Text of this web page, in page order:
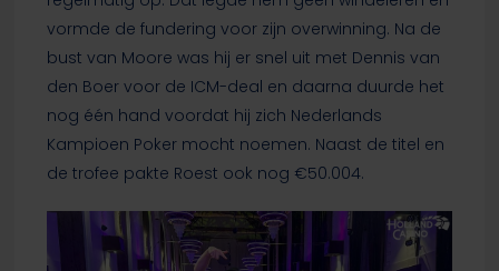
vormde de fundering voor zijn overwinning. Na de
bust van Moore was hij er snel uit met Dennis van
den Boer voor de ICM-deal en daarna duurde het
nog één hand voordat hij zich Nederlands
Kampioen Poker mocht noemen. Naast de titel en
de trofee pakte Roest ook nog €50.004.